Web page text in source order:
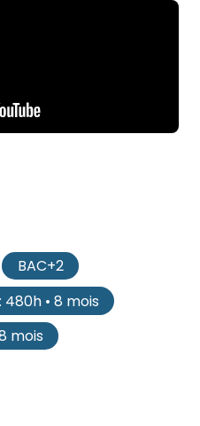
BAC+2
• 8 mois
mois